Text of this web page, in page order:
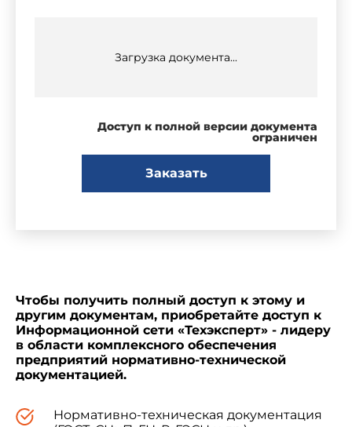
Загрузка документа...
Доступ к полной версии документа
ограничен
Заказать
Чтобы получить полный доступ к этому и
другим документам, приобретайте доступ к
Информационной сети «Техэксперт» - лидеру
в области комплексного обеспечения
предприятий нормативно-технической
документацией.
Нормативно-техническая документация